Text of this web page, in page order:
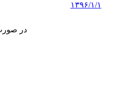
۱۳۹۶/۱/۱
در